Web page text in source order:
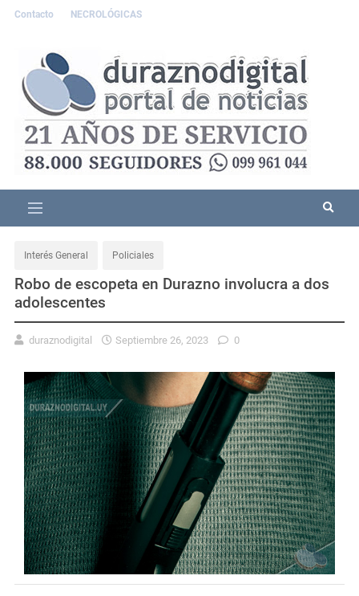
Contacto NECROLÓGICAS
Interés General Policiales
Robo de escopeta en Durazno involucra a dos
adolescentes
duraznodigital Septiembre 26, 2023 0